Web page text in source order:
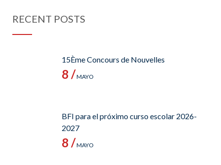
RECENT POSTS
15Ème Concours de Nouvelles
8 /MAYO
BFI para el próximo curso escolar 2026-
2027
8 /MAYO